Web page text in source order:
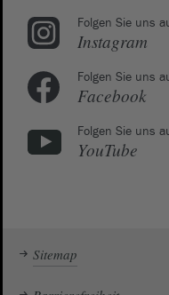
Folgen Sie uns
Instagram
Folgen Sie uns
Facebook
Folgen Sie uns
YouTube
Sitemap